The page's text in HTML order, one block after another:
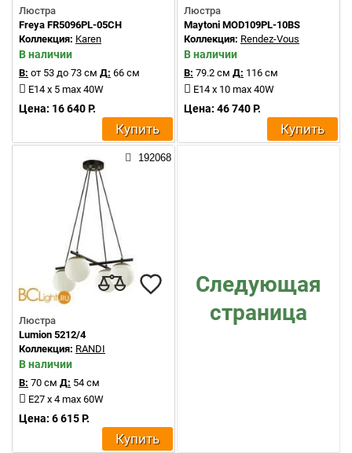
Люстра
Freya FR5096PL-05CH
Коллекция: Karen
В наличии
В: от 53 до 73 см Д: 66 см
E14 x 5 max 40W
Цена: 16 640 Р.
Купить
Люстра
Maytoni MOD109PL-10BS
Коллекция: Rendez-Vous
В наличии
В: 79.2 см Д: 116 см
E14 x 10 max 40W
Цена: 46 740 Р.
Купить
192068
Люстра
Lumion 5212/4
Коллекция: RANDI
В наличии
В: 70 см Д: 54 см
E27 x 4 max 60W
Цена: 6 615 Р.
Купить
Следующая
страница